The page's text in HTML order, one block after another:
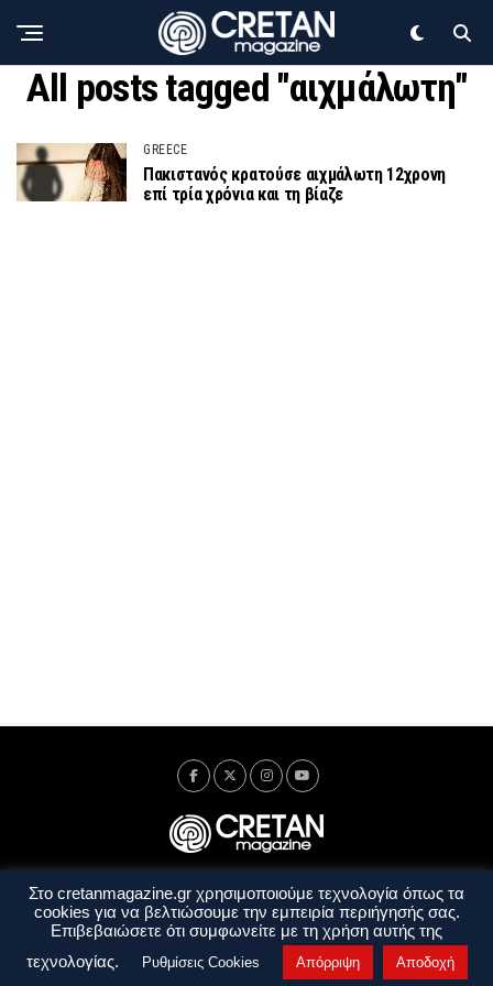
All posts tagged "αιχμάλωτη"
GREECE
Πακιστανός κρατούσε αιχμάλωτη 12χρονη
επί τρία χρόνια και τη βίαζε
Ταυτότητα Πολιτική Απορρήτου
Όροι Χρήσης
Όροι και Προϋποθέσεις
Στο cretanmagazine.gr χρησιμοποιούμε τεχνολογία όπως τα
cookies για να βελτιώσουμε την εμπειρία περιήγησής σας.
Επιβεβαιώσετε ότι συμφωνείτε με τη χρήση αυτής της
τεχνολογίας.
Ρυθμίσεις Cookies Απόρριψη Αποδοχή